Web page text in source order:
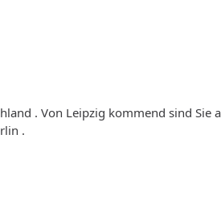
. Von Leipzig kommend sind Sie
.